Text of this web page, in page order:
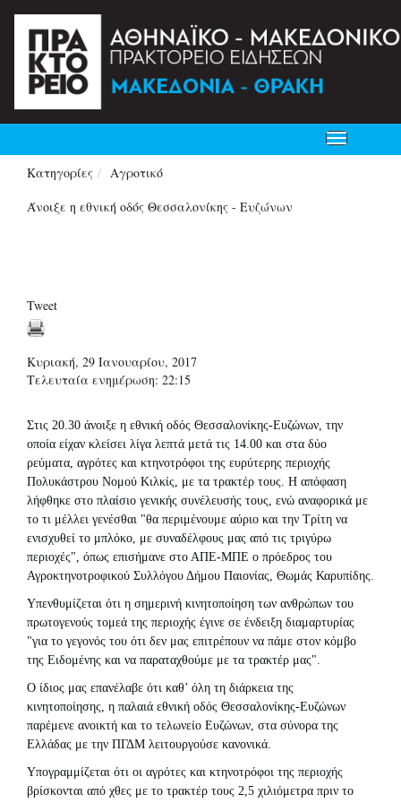
Toggle
navigation
Κατηγορίες
Αγροτικό
Άνοιξε η εθνική οδός Θεσσαλονίκης - Ευζώνων
Tweet
Κυριακή, 29 Ιανουαρίου, 2017
Τελευταία ενημέρωση: 22:15
Στις 20.30 άνοιξε η εθνική οδός Θεσσαλονίκης-Ευζώνων, την
οποία είχαν κλείσει λίγα λεπτά μετά τις 14.00 και στα δύο
ρεύματα, αγρότες και κτηνοτρόφοι της ευρύτερης περιοχής
Πολυκάστρου Νομού Κιλκίς, με τα τρακτέρ τους. Η απόφαση
λήφθηκε στο πλαίσιο γενικής συνέλευσής τους, ενώ αναφορικά με
το τι μέλλει γενέσθαι "θα περιμένουμε αύριο και την Τρίτη να
ενισχυθεί το μπλόκο, με συναδέλφους μας από τις τριγύρω
περιοχές", όπως επισήμανε στο ΑΠΕ-ΜΠΕ ο πρόεδρος του
Αγροκτηνοτροφικού Συλλόγου Δήμου Παιονίας, Θωμάς Καρυπίδης.
Υπενθυμίζεται ότι η σημερινή κινητοποίηση των ανθρώπων του
πρωτογενούς τομεά της περιοχής έγινε σε ένδειξη διαμαρτυρίας
"για το γεγονός του ότι δεν μας επιτρέπουν να πάμε στον κόμβο
της Ειδομένης και να παραταχθούμε με τα τρακτέρ μας".
Ο ίδιος μας επανέλαβε ότι καθ’ όλη τη διάρκεια της
κινητοποίησης, η παλαιά εθνική οδός Θεσσαλονίκης-Ευζώνων
παρέμενε ανοικτή και το τελωνείο Ευζώνων, στα σύνορα της
Ελλάδας με την ΠΓΔΜ λειτουργούσε κανονικά.
Υπογραμμίζεται ότι οι αγρότες και κτηνοτρόφοι της περιοχής
βρίσκονται από χθες με το τρακτέρ τους 2,5 χιλιόμετρα πριν το